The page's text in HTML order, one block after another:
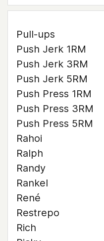
Pull-ups
Push Jerk 1RM
Push Jerk 3RM
Push Jerk 5RM
Push Press 1RM
Push Press 3RM
Push Press 5RM
Rahoi
Ralph
Randy
Rankel
René
Restrepo
Rich